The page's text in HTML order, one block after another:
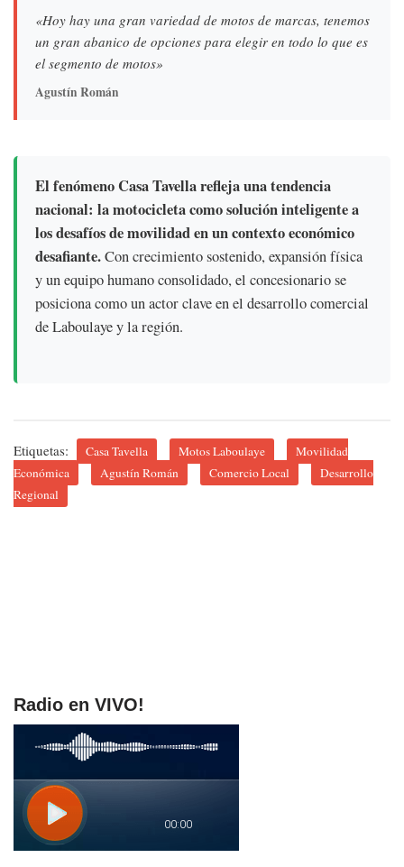
«Hoy hay una gran variedad de motos de marcas, tenemos
un gran abanico de opciones para elegir en todo lo que es
el segmento de motos»
Agustín Román
El fenómeno Casa Tavella refleja una tendencia
nacional: la motocicleta como solución inteligente a
los desafíos de movilidad en un contexto económico
desafiante.Con crecimiento sostenido, expansión física
y un equipo humano consolidado, el concesionario se
posiciona como un actor clave en el desarrollo comercial
de Laboulaye y la región.
Etiquetas: Casa Tavella Motos Laboulaye
Movilidad
Económica
Agustín Román Comercio Local
Desarrollo
Regional
Radio en VIVO!